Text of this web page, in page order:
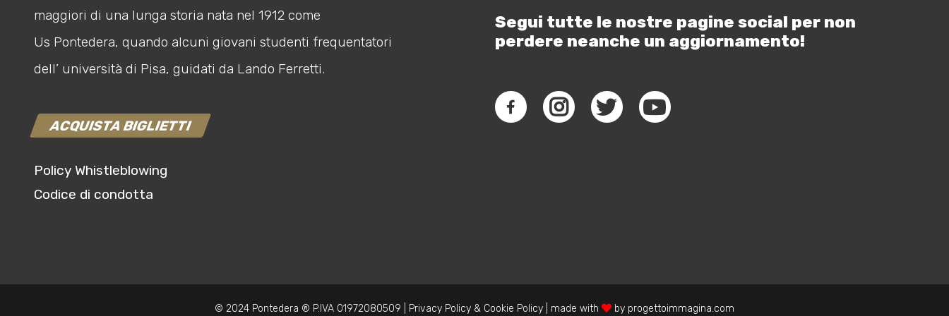
maggiori di una lunga storia nata nel 1912 come
Us Pontedera, quando alcuni giovani studenti frequentatori
dell’ università di Pisa, guidati da Lando Ferretti.
ACQUISTA BIGLIETTI
Policy Whistleblowing
Codice di condotta
Segui tutte le nostre pagine social per non
perdere neanche un aggiornamento!
© 2024 Pontedera ® P.IVA 01972080509 | Privacy Policy & Cookie Policy | made with by progettoimmagina.com